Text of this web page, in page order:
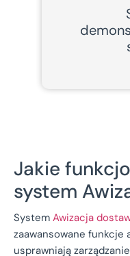
Jakie
system
System Awizacja
zaawansowane
usprawniają